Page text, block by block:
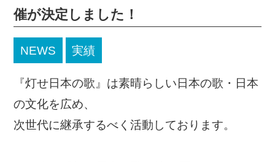
催が決定しました！
NEWS 実績
『灯せ日本の歌』は素晴らしい日本の歌・日本
の文化を広め、
次世代に継承するべく活動しております。